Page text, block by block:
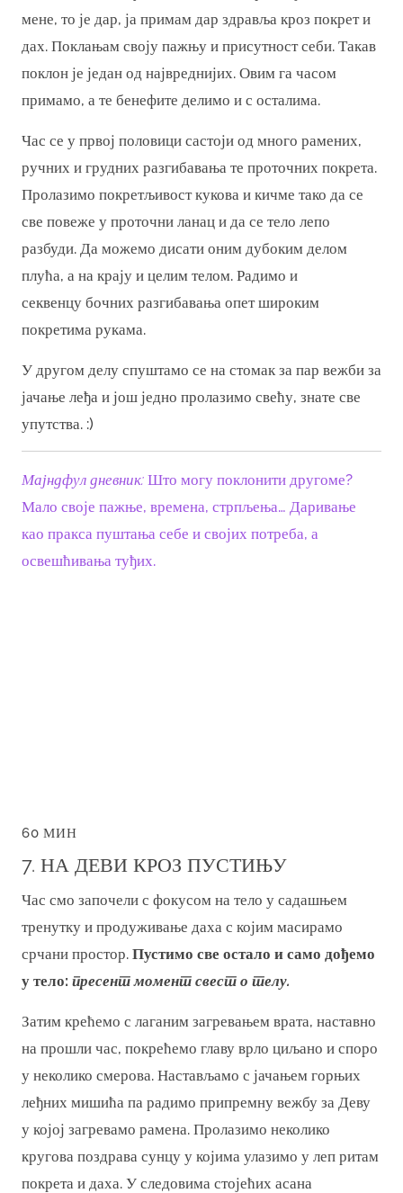
мене, то је дар, ја примам дар здравља кроз покрет и
дах. Поклањам своју пажњу и присутност себи. Такав
поклон је један од највреднијих. Овим га часом
примамо, а те бенефите делимо и с осталима.
Час се у првој половици састоји од много рамених,
ручних и грудних разгибавања те проточних покрета.
Пролазимо покретљивост кукова и кичме тако да се
све повеже у проточни ланац и да се тело лепо
разбуди. Да можемо дисати оним дубоким делом
плућа, а на крају и целим телом. Радимо и
секвенцу бочних разгибавања опет широким
покретима рукама.
У другом делу спуштамо се на стомак за пар вежби за
јачање леђа и још једно пролазимо свећу, знате све
упутства. :)
Мајндфул дневник: Што могу поклонити другоме?
Мало своје пажње, времена, стрпљења… Даривање
као пракса пуштања себе и својих потреба, а
освешћивања туђих.
60 МИН
7. НА ДЕВИ КРОЗ ПУСТИЊУ
Час смо започели с фокусом на тело у садашњем
тренутку и продуживање даха с којим масирамо
срчани простор. Пустимо све остало и само дођемо
у тело: пресент момент свест о телу.
Затим крећемо с лаганим загревањем врата, наставно
на прошли час, покрећемо главу врло циљано и споро
у неколико смерова. Настављамо с јачањем горњих
леђних мишића па радимо припремну вежбу за Деву
у којој загревамо рамена. Пролазимо неколико
кругова поздрава сунцу у којима улазимо у леп ритам
покрета и даха. У следовима стојећих асана